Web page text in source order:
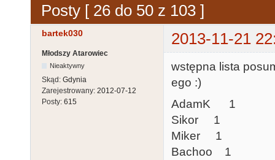
Posty [ 26 do 50 z 103 ]
bartek030 2013-11-21
Młodszy Atarowiec
Nieaktywny
Skąd: Gdynia
Zarejestrowany: 2012-07-12
Posty: 615
wstępna lista
ego :)
AdamK 1
Sikor 1
Miker 1
Bachoo 1